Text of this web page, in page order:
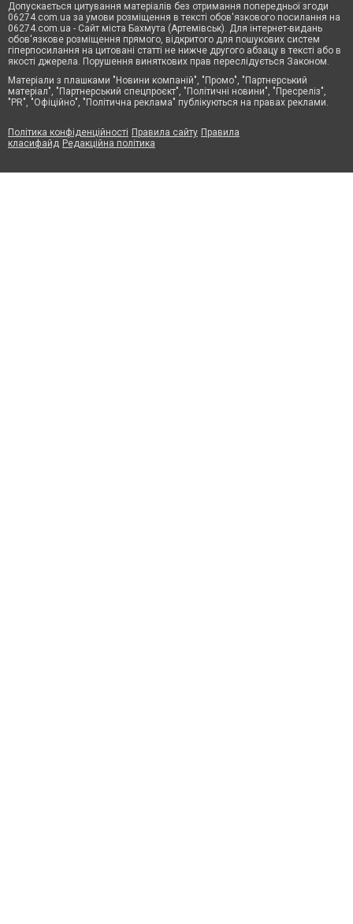
Допускається цитування матеріалів без отримання попередньої згоди
06274.com.ua за умови розміщення в тексті обов'язкового посилання на
06274.com.ua - Сайт міста Бахмута (Артемівськ). Для інтернет-видань
обов'язкове розміщення прямого, відкритого для пошукових систем
гіперпосилання на цитовані статті не нижче другого абзацу в тексті або в
якості джерела. Порушення виняткових прав переслідується Законом.
Матеріали з плашками "Новини компаній", "Промо", "Партнерський
матеріал", "Партнерський спецпроєкт", "Політичні новини", "Пресреліз",
"PR", "Офіційно", "Політична реклама" публікуються на правах реклами.
Політика конфіденційності Правила сайту Правила
класифайд Редакційна політика